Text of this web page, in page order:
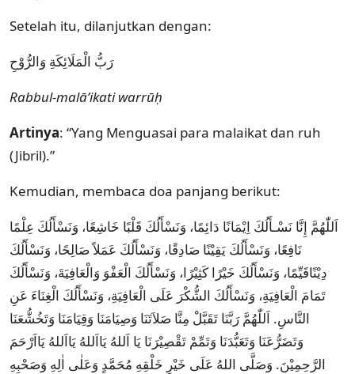
Setelah itu, dilanjutkan dengan:
رَبُّ الْمَلَائِكَةِ وَالرُّوْحِ
Rabbul-malā’ikati warrūḥ
Artinya: “Yang Menguasai para malaikat dan ruh
(Jibril).”
Kemudian, membaca doa panjang berikut:
اَللّٰهُمَّ إِنَّا نَسْـأَلُكَ اِيْمَانًا دَائِمًا، وَنَسْأَلُكَ قَلْبًا خَاشِعًا، وَنَسْأَلُكَ عِلْمًا
نَافِعًا، وَنَسْأَلُكَ يَقِيْنًا صَادِقًا، وَنَسْأَلُكَ عَمَلاً صَالِحًا، وَنَسْأَلُكَ
دِيْنًاقَيِّمًا، وَنَسْأَلُكَ خَيْرًا كَثِيْرًا، وَنَسْأَلُكَ الْعَفْوَ وَالْعَافِيَةَ، وَنَسْأَلُكَ
تَمَامَ الْعَافِيَةِ، وَنَسْأَلُكَ الشُّكْرَ عَلَى الْعَافِيَةِ، وَنَسْأَلُكَ الْغِنَاءَ عَنِ
النَّاسِ. اَللّٰهُمَّ رَبَّنَا تَقَبَّلْ مِنَّا صَلاَتَنَا وَصِيَامَنَا وَقِيَامَنَا وَتَخُشُّعَنَا
وَتَضَرُّعَنَا وَتَعَبُّدَنَا وَتَمِّمْ تَقْصِيْرَنَا يَا اَللهُ يَااَللهُ يَااَللهُ يَااَرْحَمَ
الرَّحِمِيْنَ. وَصَلَّى اللهُ عَلَى خَيْرِ خَلْقِهِ مُحَمَّدٍ وَعَلٰى اٰلِهِ وَصَحْبِهِ